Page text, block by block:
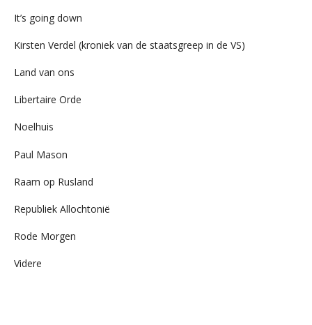
It’s going down
Kirsten Verdel (kroniek van de staatsgreep in de VS)
Land van ons
Libertaire Orde
Noelhuis
Paul Mason
Raam op Rusland
Republiek Allochtonië
Rode Morgen
Videre